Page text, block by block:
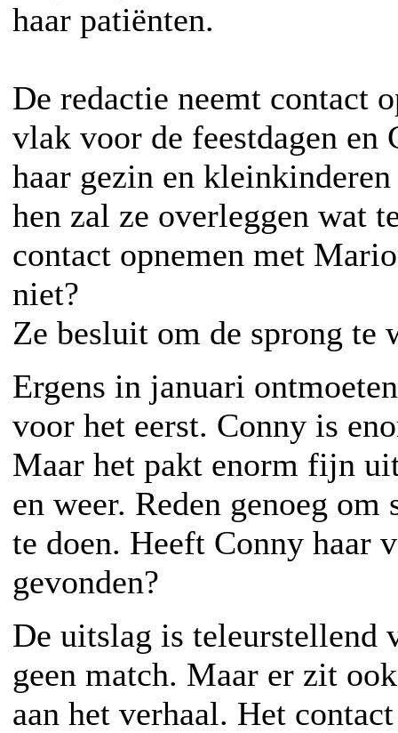
haar patiënten.
De redactie neemt contact
vlak voor de feestdagen en
haar gezin en
hen zal ze overleggen wat
contact opnemen met
niet?
Ze besluit om de sprong te
Ergens in januari
voor het eerst. Conny is
Maar het pakt enorm fijn
en weer. Reden genoeg om
te doen. Heeft Conny haar
gevonden?
De uitslag is teleurstellend
geen match. Maar er zit
aan het verhaal. Het